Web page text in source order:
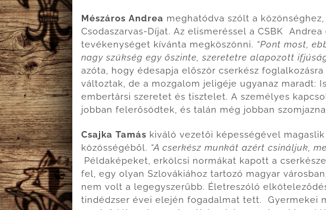
Mészáros Andrea meghatódva szólt a
Csodaszarvas-Díjat. Az elismeréssel a CSBK
tevékenységet kívánta megköszönni. “Pont most,
nagy szükség egy őszinte, szeretetre alapozott
azóta, hogy édesapja először cserkész
változtak, de a mozgalom jeligéje ugyanaz maradt:
embertársi szeretet és tisztelet. A személyes
jobban felerősödtek, és talán még jobban
Csajka Tamás kiváló vezetői képességével
közösségéből. “A cserkész munkát azért csináljuk,
Példaképeket, erkölcsi normákat kapott a
fel, egy olyan Szlovákiához tartozó magyar
nem volt a legegyszerűbb. Életreszóló
tindédzser évei elején fogadalmat tett. Gyermekei